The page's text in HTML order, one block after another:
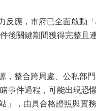
應，市府已全面啟動
後關鍵期間獲得完整且
整合跨局處、公私部
事件過程，可能出現恐
」，由具合格證照與實